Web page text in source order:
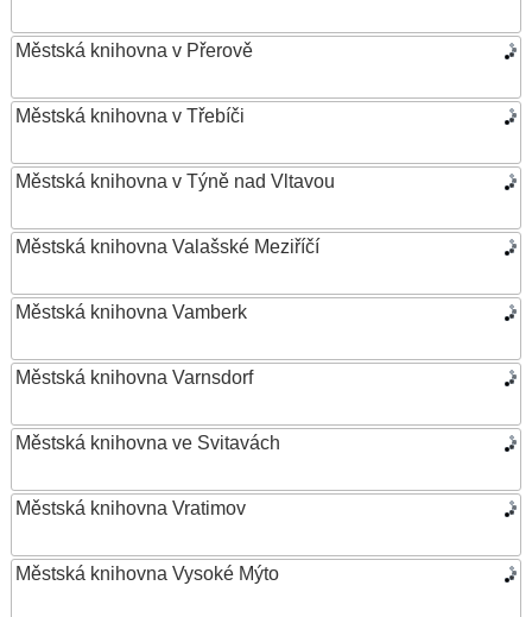
Městská knihovna v Přerově
Městská knihovna v Třebíči
Městská knihovna v Týně nad Vltavou
Městská knihovna Valašské Meziříčí
Městská knihovna Vamberk
Městská knihovna Varnsdorf
Městská knihovna ve Svitavách
Městská knihovna Vratimov
Městská knihovna Vysoké Mýto